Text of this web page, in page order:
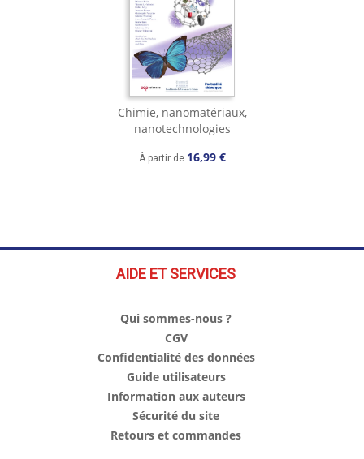
Chimie, nanomatériaux,
nanotechnologies
À partir de 16,99 €
AIDE ET SERVICES
Qui sommes-nous ?
CGV
Confidentialité des données
Guide utilisateurs
Information aux auteurs
Sécurité du site
Retours et commandes